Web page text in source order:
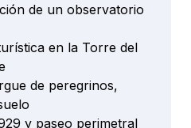
de un observatorio
en la Torre del
de peregrinos,
y paseo perimetral